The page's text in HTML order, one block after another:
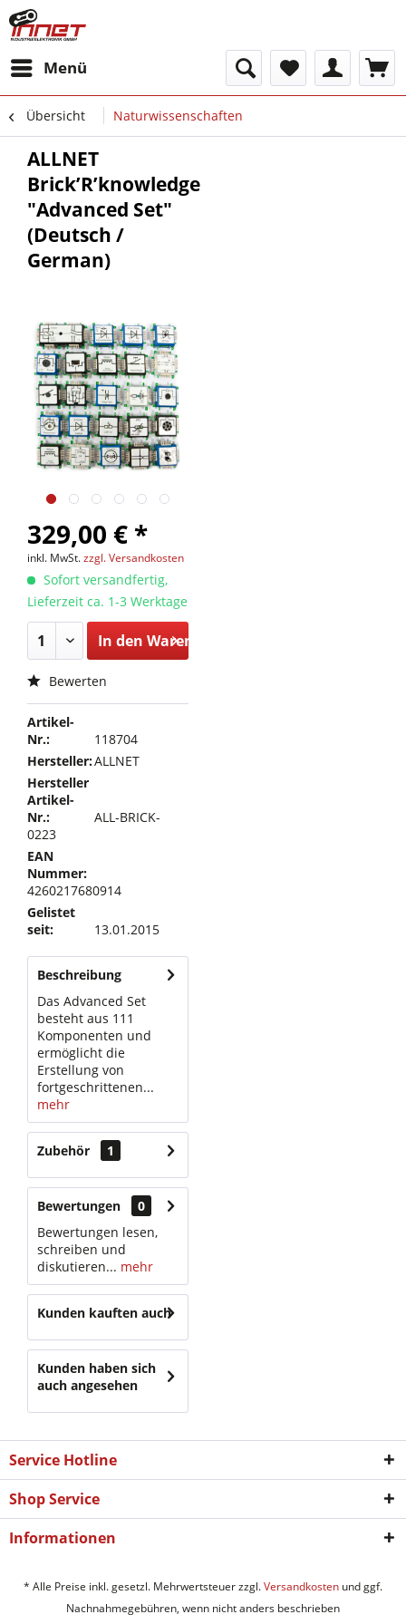
Menü
Übersicht Naturwissenschaften
ALLNET
Brick’R’knowledge
"Advanced Set"
(Deutsch /
German)
329,00 € *
inkl. MwSt.zzgl. Versandkosten
Sofort versandfertig,
Lieferzeit ca. 1-3 Werktage
In den Warenkorb
Bewerten
Artikel-
Nr.:
118704
Hersteller:ALLNET
Hersteller
Artikel-
Nr.:
ALL-BRICK-
0223
EAN
Nummer:
4260217680914
Gelistet
seit:
13.01.2015
Beschreibung
Das Advanced Set
besteht aus 111
Komponenten und
ermöglicht die
Erstellung von
fortgeschrittenen...
mehr
Zubehör 1
Bewertungen
0
Bewertungen lesen,
schreiben und
diskutieren... mehr
Kunden kauften auch
Kunden haben sich
auch angesehen
Service Hotline
Shop Service
Informationen
* Alle Preise inkl. gesetzl. Mehrwertsteuer zzgl.Versandkosten und ggf.
Nachnahmegebühren, wenn nicht anders beschrieben